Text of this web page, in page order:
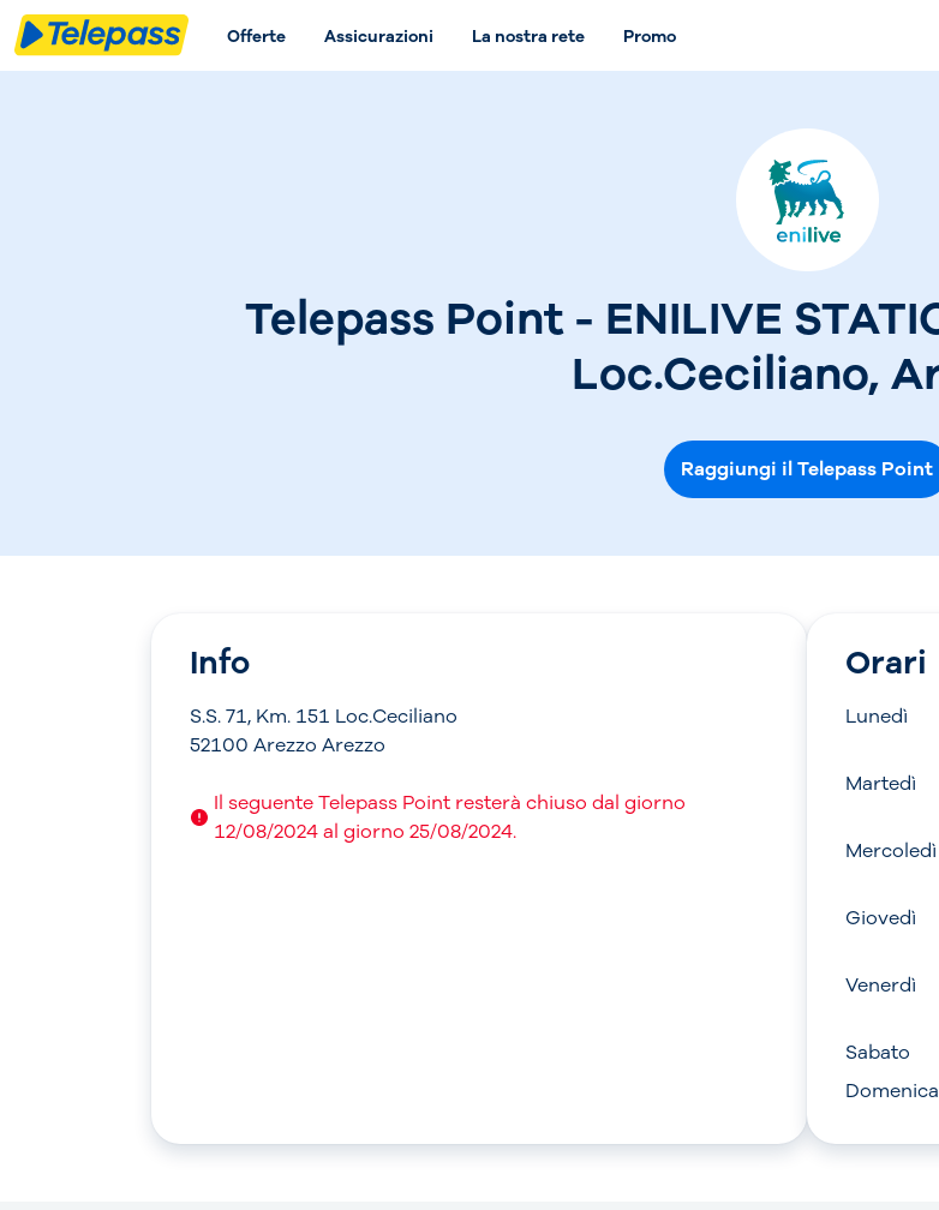
Offerte Assicurazioni La nostra rete Promo
Telepass Point - ENILIVE
Loc.Ceciliano,
Raggiungi il Telepass Point
Info
S.S. 71, Km. 151 Loc.Ceciliano
52100 Arezzo Arezzo
Il seguente Telepass Point resterà chiuso dal giorno
12/08/2024 al giorno 25/08/2024.
Orari
Lunedì
Martedì
Mercoledì
Giovedì
Venerdì
Sabato
Domenica